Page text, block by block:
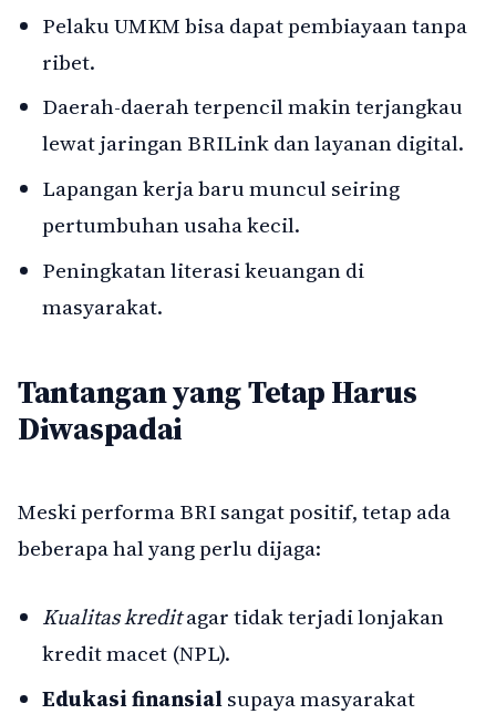
Pelaku UMKM bisa dapat pembiayaan tanpa
ribet.
Daerah-daerah terpencil makin terjangkau
lewat jaringan BRILink dan layanan digital.
Lapangan kerja baru muncul seiring
pertumbuhan usaha kecil.
Peningkatan literasi keuangan di
masyarakat.
Tantangan yang Tetap Harus
Diwaspadai
Meski performa BRI sangat positif, tetap ada
beberapa hal yang perlu dijaga:
Kualitas kreditagar tidak terjadi lonjakan
kredit macet (NPL).
Edukasi finansialsupaya masyarakat